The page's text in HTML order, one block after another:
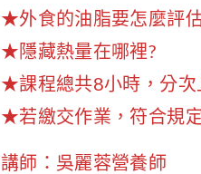
★外食的油脂要怎麼評
★隱藏熱量在哪裡?
★課程總共8小時，分次
★若繳交作業，符合規
講師：吳麗蓉營養師